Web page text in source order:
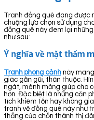
Tranh đồng quê đang được
chuộng lựa chọn sử dụng
đồng quê này đem lại
như sau:
Ý nghĩa về mặt thẩm
Tranh phong cảnh này
giác gần gũi, thân thuộc.
ngát, mênh mông giúp cho
hơn. Đặc biệt là những căn
tích khiêm tốn hay không
tranh vẽ đồng quê này như
thẳng của chốn thành thị